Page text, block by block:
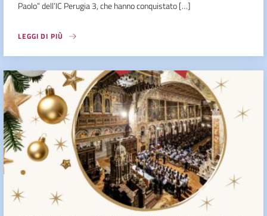
Paolo” dell’IC Perugia 3, che hanno conquistato […]
LEGGI DI PIÙ